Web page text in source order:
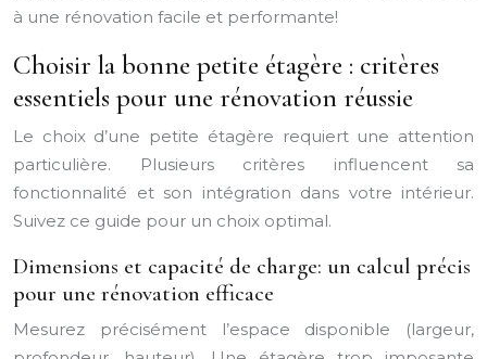
à une rénovation facile et performante!
Choisir la bonne petite étagère : critères
essentiels pour une rénovation réussie
Le choix d’une petite étagère requiert une attention
particulière. Plusieurs critères influencent sa
fonctionnalité et son intégration dans votre intérieur.
Suivez ce guide pour un choix optimal.
Dimensions et capacité de charge: un calcul précis
pour une rénovation efficace
Mesurez précisément l’espace disponible (largeur,